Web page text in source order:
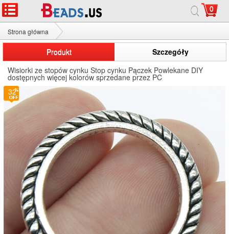
0
Strona główna
Wisiorki ze stopów cynku
Produkt
Szczegóły
Wisiorki ze stopów cynku Stop cynku Pączek Powlekane DIY
dostępnych więcej kolorów sprzedane przez PC